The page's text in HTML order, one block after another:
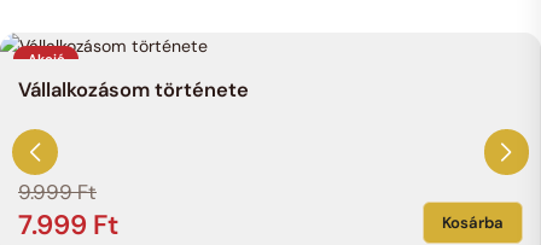
Akció
Vállalkozásom története
9.999Ft
7.999 Ft Kosárba